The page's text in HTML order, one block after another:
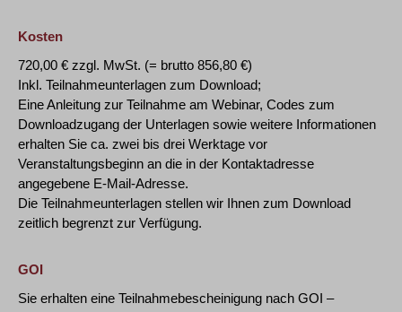
Kosten
720,00 € zzgl. MwSt. (= brutto 856,80 €)
Inkl. Teilnahmeunterlagen zum Download;
Eine Anleitung zur Teilnahme am Webinar, Codes zum
Downloadzugang der Unterlagen sowie weitere Informationen
erhalten Sie ca. zwei bis drei Werktage vor
Veranstaltungsbeginn an die in der Kontaktadresse
angegebene E-Mail-Adresse.
Die Teilnahmeunterlagen stellen wir Ihnen zum Download
zeitlich begrenzt zur Verfügung.
GOI
Sie erhalten eine Teilnahmebescheinigung nach GOI –